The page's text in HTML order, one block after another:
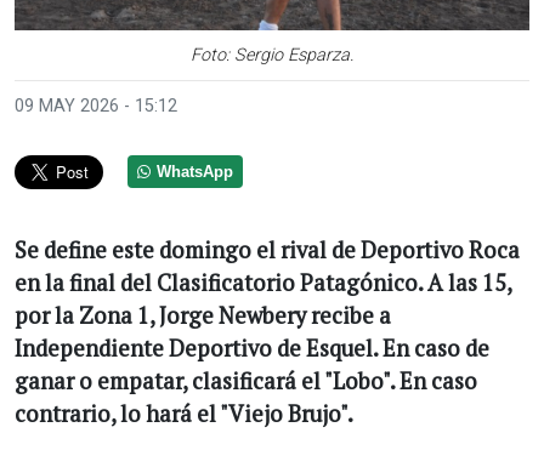
Foto: Sergio Esparza.
09 MAY 2026 - 15:12
WhatsApp
Se define este domingo el rival de Deportivo Roca
en la final del Clasificatorio Patagónico. A las 15,
por la Zona 1, Jorge Newbery recibe a
Independiente Deportivo de Esquel. En caso de
ganar o empatar, clasificará el "Lobo". En caso
contrario, lo hará el "Viejo Brujo".